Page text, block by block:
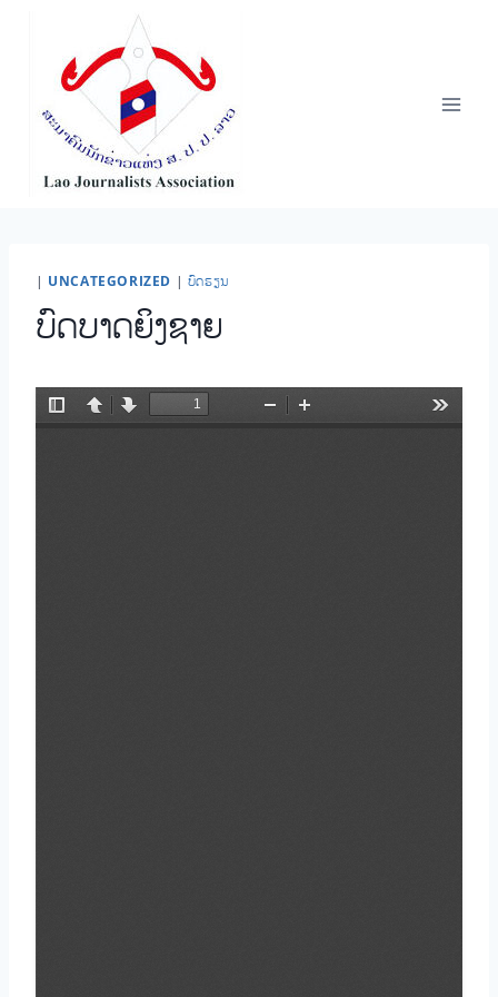
content
| UNCATEGORIZED | ບົດຮຽນ
ບົດບາດຍິງຊາຍ